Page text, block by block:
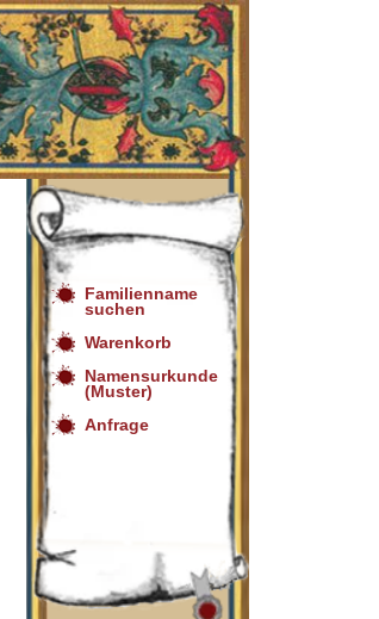
Familienname
suchen
Warenkorb
Namensurkunde
(Muster)
Anfrage